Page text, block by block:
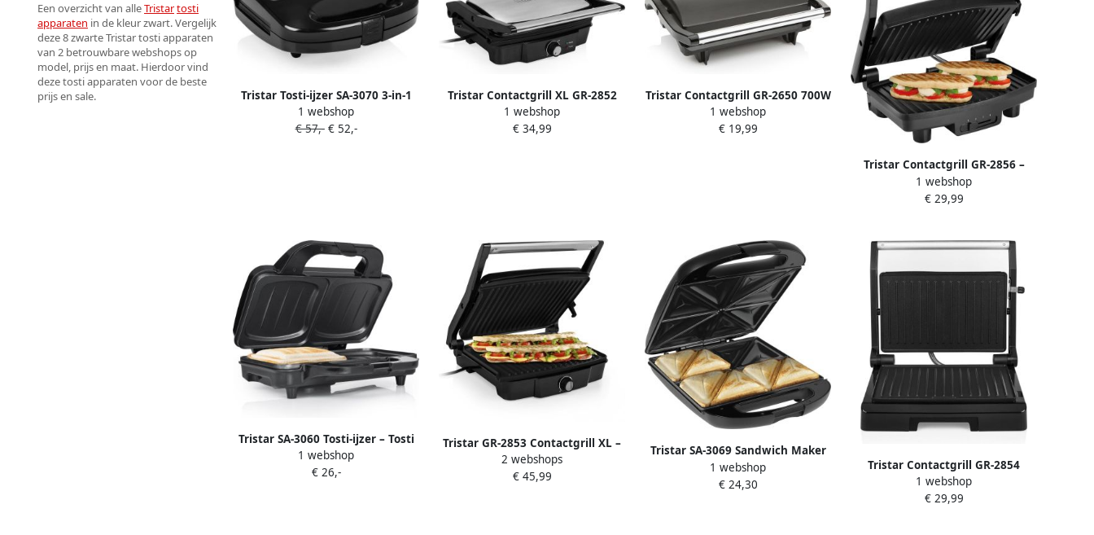
Een overzicht van alleTristartosti
apparaten in de kleur zwart. Vergelijk
deze 8 zwarte Tristar tosti apparaten
van 2 betrouwbare webshops op
model, prijs en maat. Hierdoor vind
deze tosti apparaten voor de beste
prijs en sale.
Tristar Tosti-ijzer SA-3070 3-in-1
met tosti- grill- en wafelplaten
Anti-aanbaklaag 800W Zwart RVS
1 webshop
€ 57,-€ 52,-
Tristar Contactgrill XL GR-2852
Panini Grill XL Tosti-ijzer 180⁰ te
openen Tafel Grill Zwevend
1 webshop
€ 34,99
Tristar Contactgrill GR-2650 700W
Tosti apparaat Panini grill- 22
5x14cm bakoppervlak Verticaal
1 webshop
€ 19,99
Tristar Contactgrill GR-2856 –
Panini Grill met Antiaanbaklaag –
Cool Touch Handvat Zwart RVS
1 webshop
€ 29,99
Tristar SA-3060 Tosti-ijzer – Tosti
apparaat met anti-aanbaklaag
Cool Touch Sandwichmaker 900
1 webshop
€ 26,-
Tristar GR-2853 Contactgrill XL –
Panini Grill Groot incl Tafelgrill
Functie – Regelbare thermostaat
2 webshops
€ 45,99
Tristar SA-3069 Sandwich Maker
XL – Tosti ijzer Bak vier tosti s in
één keer – PFAS vrij 800 Watt
1 webshop
€ 24,30
Tristar Contactgrill GR-2854
Panini Grill Tosti-ijzer Zwevende
bovendeksel Anti-aanbaklaag
1 webshop
€ 29,99